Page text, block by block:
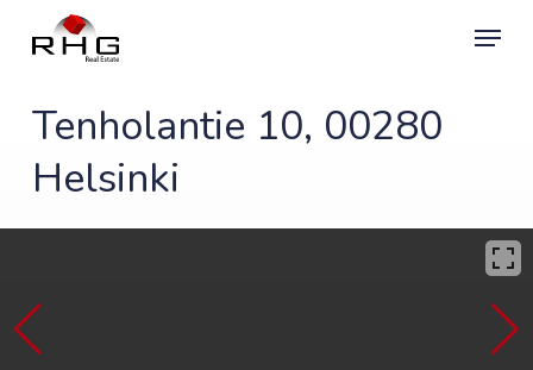
Menu
Tenholantie 10, 00280
Helsinki